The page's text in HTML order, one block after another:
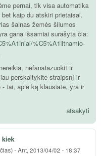
pernai, tik visa automatika
kaip du atskiri prietaisai.
šalnas žemės šilumos
gana išsamiai surašyta čia:
%C5%A1iltnamio-
nefanatazuokit ir
perskaitykite straipsnį ir
tai, apie ką klausiate, yra ir
atsakyti
kiek
-Ant, 2013/04/02 - 18:37